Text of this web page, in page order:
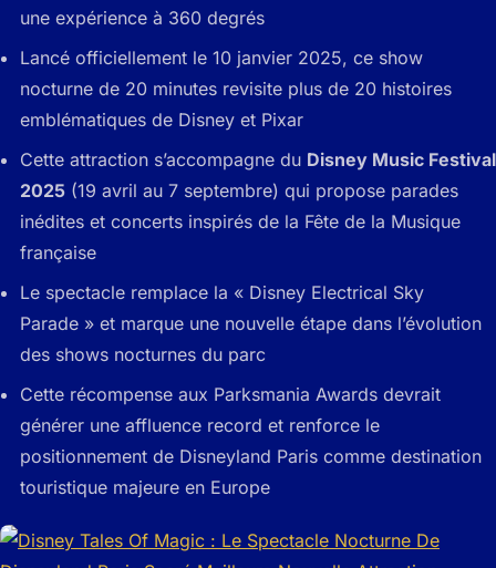
une expérience à 360 degrés
Lancé officiellement le 10 janvier 2025, ce show
nocturne de 20 minutes revisite plus de 20 histoires
emblématiques de Disney et Pixar
Cette attraction s’accompagne du Disney Music Festival
2025 (19 avril au 7 septembre) qui propose parades
inédites et concerts inspirés de la Fête de la Musique
française
Le spectacle remplace la « Disney Electrical Sky
Parade » et marque une nouvelle étape dans l’évolution
des shows nocturnes du parc
Cette récompense aux Parksmania Awards devrait
générer une affluence record et renforce le
positionnement de Disneyland Paris comme destination
touristique majeure en Europe